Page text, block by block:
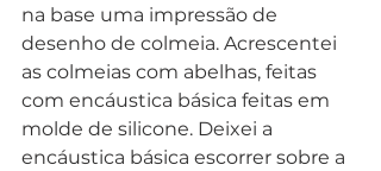
na base uma impressão de
desenho de colmeia. Acrescentei
as colmeias com abelhas, feitas
com encáustica básica feitas em
molde de silicone. Deixei a
encáustica básica escorrer sobre a